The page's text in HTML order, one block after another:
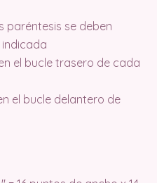
paréntesis se deben
el bucle trasero de cada
el bucle delantero de